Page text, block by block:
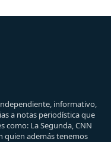
informativo,
a notas periodística que
como: La Segunda, CNN
quien además tenemos